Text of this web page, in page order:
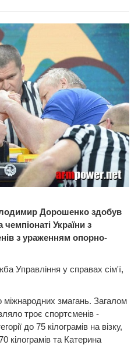
Дорошенко здобув
України з
з ураженням опорно-
Управління у справах сім'ї,
міжнародних змагань. Загалом
троє спортсменів -
до 75 кілограмів на візку,
кілограмів та Катерина